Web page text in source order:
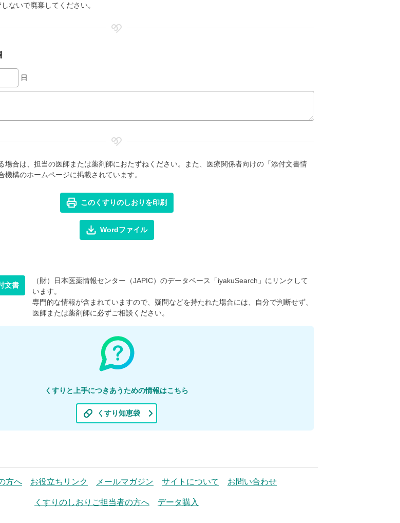
ないで廃棄してください。
日
場合は、担当の医師または薬剤師におたずねください。また、医療関係者向けの「添付文書情
機構のホームページに掲載されています。
このくすりのしおりを印刷
Wordファイル
文書
（財）日本医薬情報センター（JAPIC）のデータベース「iyakuSearch」にリンクして
います。
専門的な情報が含まれていますので、疑問などを持たれた場合には、自分で判断せず、
医師または薬剤師に必ずご相談ください。
くすりと上手につきあうための情報はこちら
くすり知恵袋
方へ お役立ちリンク メールマガジン サイトについて お問い合わせ
くすりのしおりご担当者の方へ データ購入